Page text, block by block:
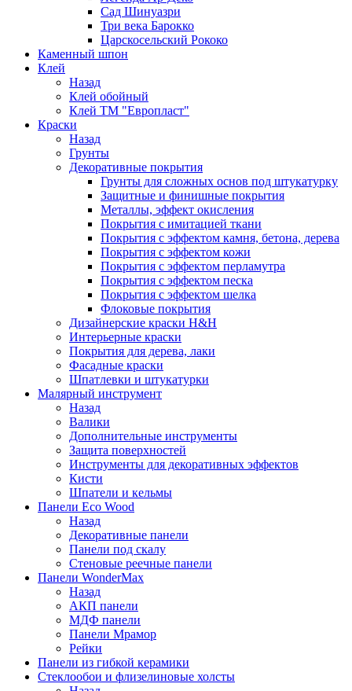
Сад Шинуазри
Три века Барокко
Царскосельский Рококо
Каменный шпон
Клей
Назад
Клей обойный
Клей ТМ "Европласт"
Краски
Назад
Грунты
Декоративные покрытия
Грунты для сложных основ под штукатурку
Защитные и финишные покрытия
Металлы, эффект окисления
Покрытия с имитацией ткани
Покрытия с эффектом камня, бетона, дерева
Покрытия с эффектом кожи
Покрытия с эффектом перламутра
Покрытия с эффектом песка
Покрытия с эффектом шелка
Флоковые покрытия
Дизайнерские краски H&H
Интерьерные краски
Покрытия для дерева, лаки
Фасадные краски
Шпатлевки и штукатурки
Малярный инструмент
Назад
Валики
Дополнительные инструменты
Защита поверхностей
Инструменты для декоративных эффектов
Кисти
Шпатели и кельмы
Панели Eco Wood
Назад
Декоративные панели
Панели под скалу
Стеновые реечные панели
Панели WonderMax
Назад
АКП панели
МДФ панели
Панели Мрамор
Рейки
Панели из гибкой керамики
Стеклообои и флизелиновые холсты